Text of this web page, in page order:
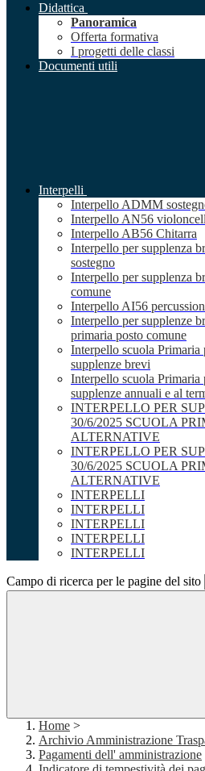
Didattica
Panoramica
Offerta formativa
I progetti delle classi
Documenti utili
Interpelli
Interpello ADMM
Interpello AN56
Interpello AB56 Chitarra
Interpello per supplenza
sostegno
Interpello per supplenza
comune
Interpello AI56
Interpello per supplenze
primaria posto comune
Interpello scuola Primaria
supplenze brevi
Interpello scuola Primaria
supplenze annuali e al
INTERPELLO PER
30/6/2025 SCUOLA
ALTERNATIVE
INTERPELLO PER
30/6/2025 SCUOLA
ALTERNATIVE
INTERPELLI
INTERPELLI
INTERPELLI
INTERPELLI
INTERPELLI
Campo di ricerca per le pagine del sito
Home >
Archivio Amministrazione
Pagamenti dell' amministrazione